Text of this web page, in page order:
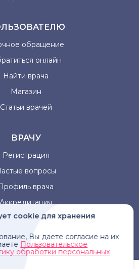
cookie для хранения
Вы даете согласие на их
Пользовательское
обработки персональных
обращение
онлайн
Найти врача
Магазин
Статьи врачей
ВРАЧУ
Регистрация
вопросы
врача
Аккредитация
на сайте, не может быть
диагноза, назначения
заменяет прием врача.